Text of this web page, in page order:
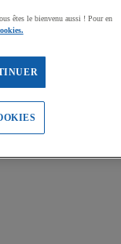
êtes le bienvenu aussi ! Pour en